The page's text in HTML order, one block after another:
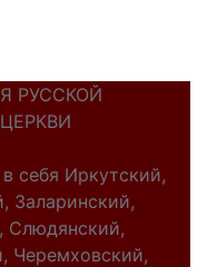
РУССКОЙ
себя Иркутский,
Заларинский,
Слюдянский,
Черемховский,